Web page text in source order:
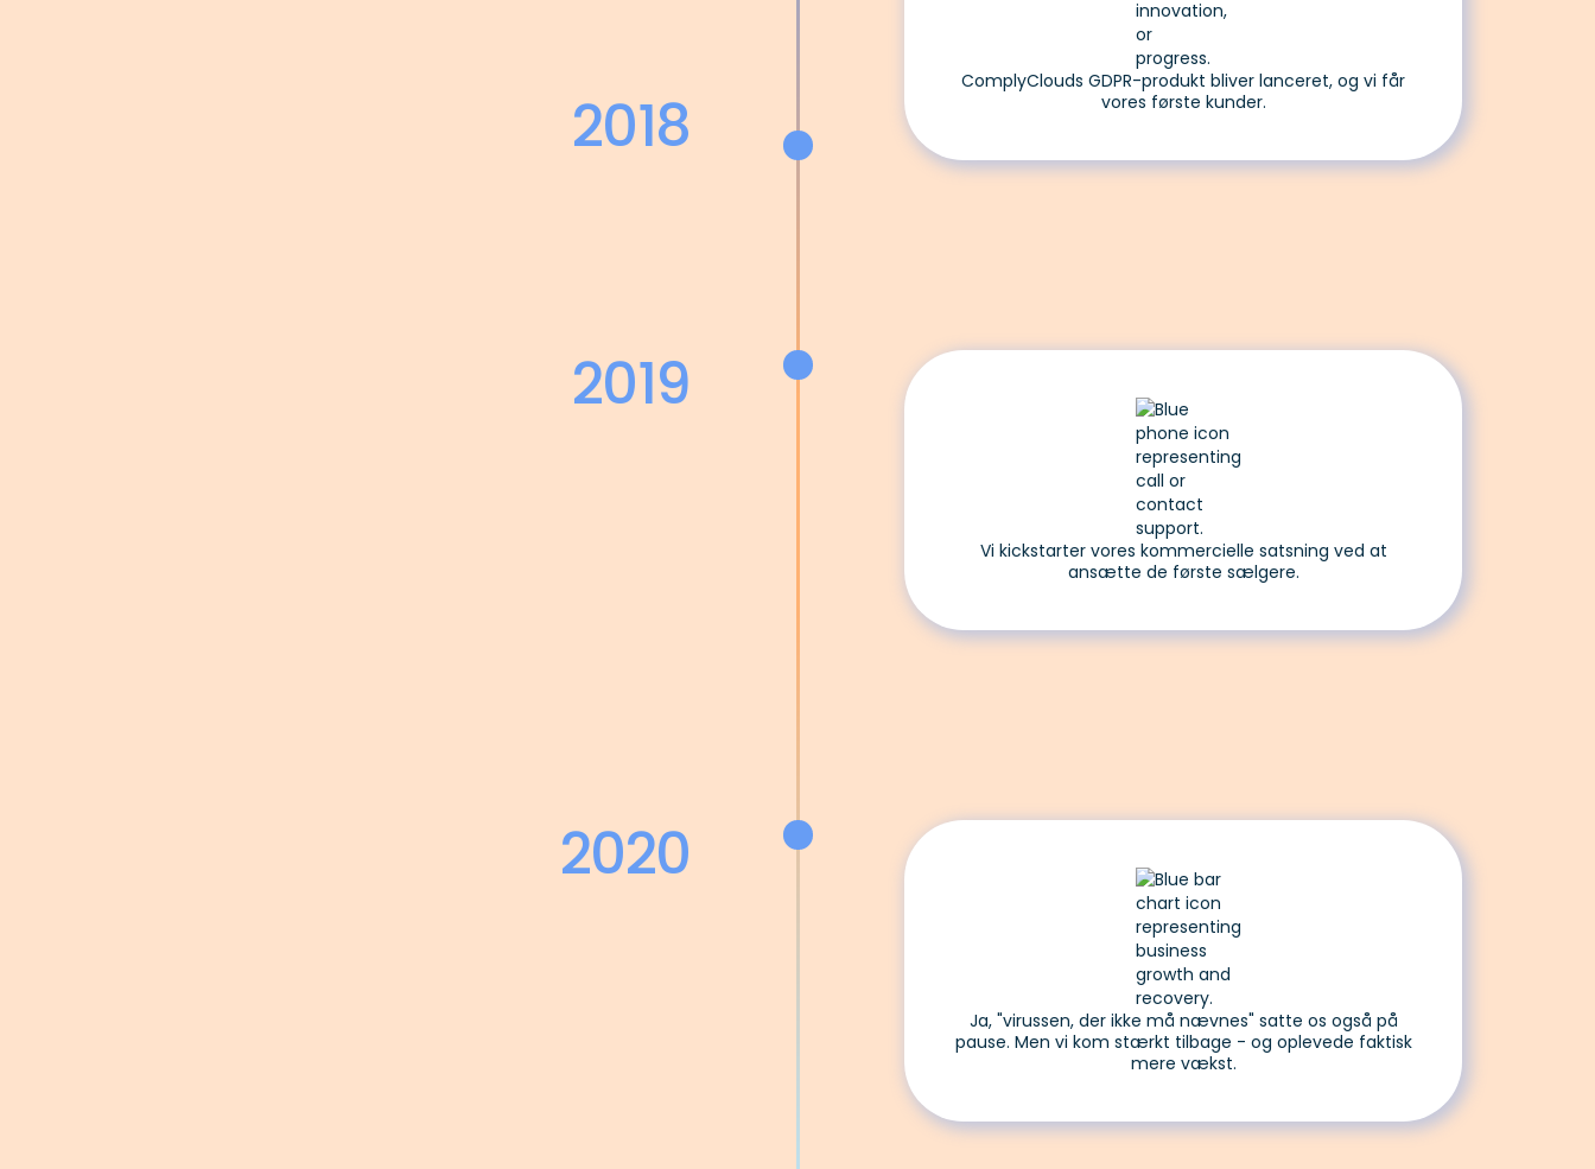
2018
ComplyClouds GDPR-produkt bliver lanceret, og vi får
vores første kunder.
2019
Vi kickstarter vores kommercielle satsning ved at
ansætte de første sælgere.
2020
Ja, "virussen, der ikke må nævnes" satte os også på
pause. Men vi kom stærkt tilbage - og oplevede faktisk
mere vækst.